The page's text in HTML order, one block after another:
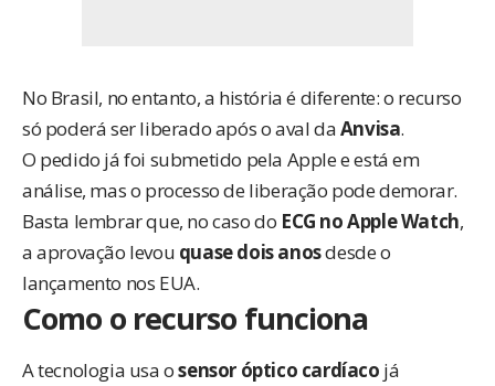
No Brasil, no entanto, a história é diferente: o recurso
só poderá ser liberado após o aval daAnvisa.
O pedido já foi submetido pela Applee está em
análise, mas o processo de liberação pode demorar.
Basta lembrar que, no caso do ECG no Apple Watch,
a aprovação levou quase dois anosdesde o
lançamento nos EUA.
Como o recurso funciona
A tecnologia usa osensor óptico cardíaco já